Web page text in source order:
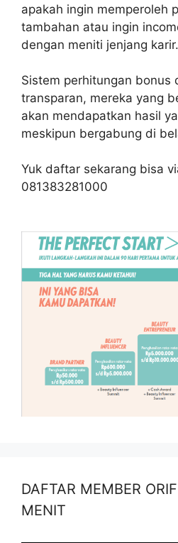
apakah ingin memperoleh
tambahan atau ingin
dengan meniti jenjang karir.
Sistem perhitungan bonus
transparan, mereka yang
akan mendapatkan hasil
meskipun bergabung di
Yuk daftar sekarang bisa
081383281000
DAFTAR MEMBER
MENIT